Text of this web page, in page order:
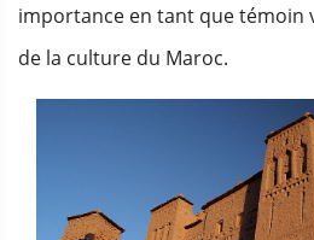
importance en tant que témoin
de la culture du Maroc.